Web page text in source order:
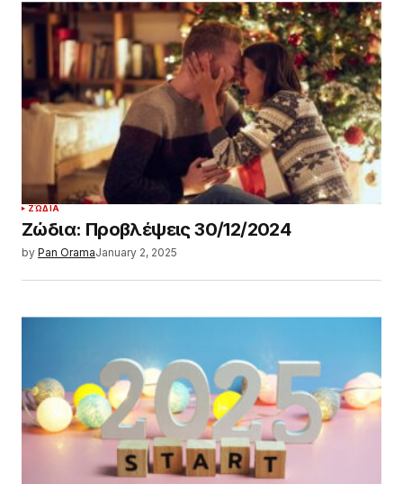
ΖΏΔΙΑ
Ζώδια: Προβλέψεις 30/12/2024
by Pan OramaJanuary 2, 2025